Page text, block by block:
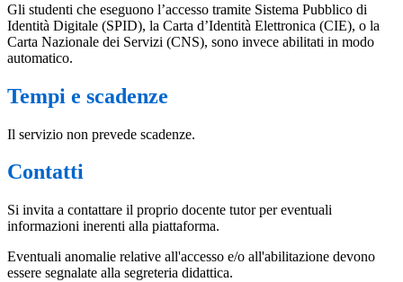
Gli studenti che eseguono l’accesso tramite Sistema Pubblico di
Identità Digitale (SPID), la Carta d’Identità Elettronica (CIE), o la
Carta Nazionale dei Servizi (CNS), sono invece abilitati in modo
automatico.
Tempi e scadenze
Il servizio non prevede scadenze.
Contatti
Si invita a contattare il proprio docente tutor per eventuali
informazioni inerenti alla piattaforma.
Eventuali anomalie relative all'accesso e/o all'abilitazione devono
essere segnalate alla segreteria didattica.